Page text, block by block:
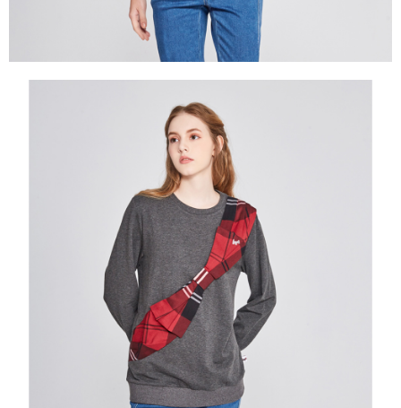
權轉讓予恩沛科技股份有限公司。
２．關於個人資料處理事宜，請瀏覽以下網址：
https://aftee.tw/terms/#terms3
３．未成年的使用者請事先徵得法定代理人或監護人之同意方可使用
４．使用「AFTEE先享後付」時，將依據個別帳號之用戶狀況，依本公司即
時審查核予不同之上限額度；若仍有額度不足之情形，本公司將視審查結果
５．嚴禁一人註冊多個帳號或使用他人資訊註冊。若發現惡意使用之情形，
恩沛科技股份有限公司將有權停止該用戶之使用額度並採取法律行動。
每筆NT$80，滿NT$2,000(含以上)免運費
每筆NT$280，滿NT$2,000(含以上)免運費